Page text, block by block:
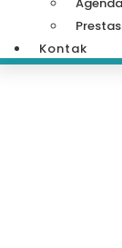
Kontak